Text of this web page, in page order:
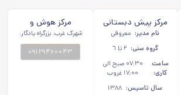
مركز پیش دبستانی
و مهد كودك ارمغان
هستی شهرک غرب
نام مدیر: معروفی
گروه سنی: ٢ تا ٦
ساعت
کاری:
۰۷:۳۰ صبح الی
۱۷:۰۰ غروب
سال تاسیس: ١٣٨٨
مرکز هوش و
استعدادیابی امید
فردا شهرک غرب
شهرک غرب، بزرگراه یادگار،
بالاتر از دادمان، انتهای سپهر،
گلبرگ ۳، گلرخ، نبش یادگار،
پلاک ۱۰۹
۰۹۱۲۹۴۶۰۰۴۳